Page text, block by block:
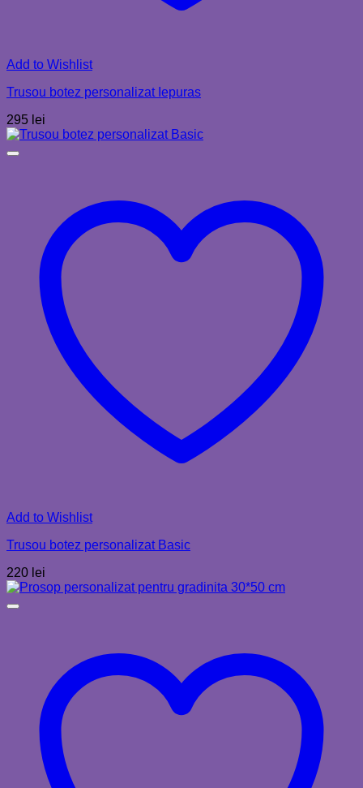
Add to Wishlist
Trusou botez personalizat Iepuras
295 lei
Add to Wishlist
Trusou botez personalizat Basic
220 lei